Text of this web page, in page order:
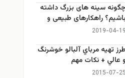
چگونه سینه های بزرگ داشته
باشیم؟ راهکارهای طبیعی و
خانگی برای بزرگ کردن سینه
2019-04-19
طرز تهيه مرباي آلبالو خوشرنگ
و عالي + نكات مهم
2015-07-25